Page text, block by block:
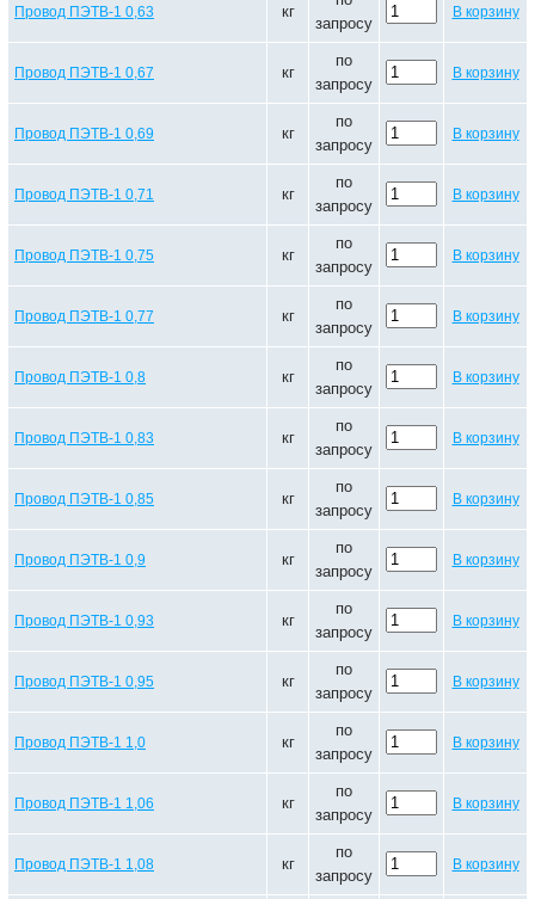
Провод ПЭТВ-1 0,63 кг
запросу
В корзину
Провод ПЭТВ-1 0,67 кг
по
запросу
В корзину
Провод ПЭТВ-1 0,69 кг
по
запросу
В корзину
Провод ПЭТВ-1 0,71 кг
по
запросу
В корзину
Провод ПЭТВ-1 0,75 кг
по
запросу
В корзину
Провод ПЭТВ-1 0,77 кг
по
запросу
В корзину
Провод ПЭТВ-1 0,8 кг
по
запросу
В корзину
Провод ПЭТВ-1 0,83 кг
по
запросу
В корзину
Провод ПЭТВ-1 0,85 кг
по
запросу
В корзину
Провод ПЭТВ-1 0,9 кг
по
запросу
В корзину
Провод ПЭТВ-1 0,93 кг
по
запросу
В корзину
Провод ПЭТВ-1 0,95 кг
по
запросу
В корзину
Провод ПЭТВ-1 1,0 кг
по
запросу
В корзину
Провод ПЭТВ-1 1,06 кг
по
запросу
В корзину
Провод ПЭТВ-1 1,08 кг
по
запросу
В корзину